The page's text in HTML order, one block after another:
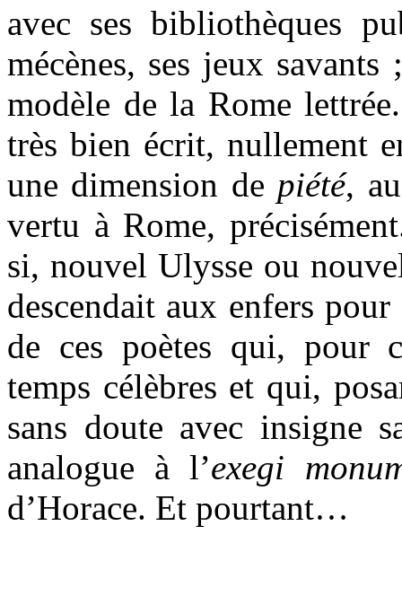
avec ses bibliothèques
mécènes, ses jeux
modèle de la Rome
très bien écrit, nullement
une dimension de piété,
vertu à Rome,
si, nouvel Ulysse ou
descendait aux enfers
de ces poètes qui, pour
temps célèbres et qui,
sans doute avec insigne
analogue à l’exegi
d’Horace. Et pourtant…